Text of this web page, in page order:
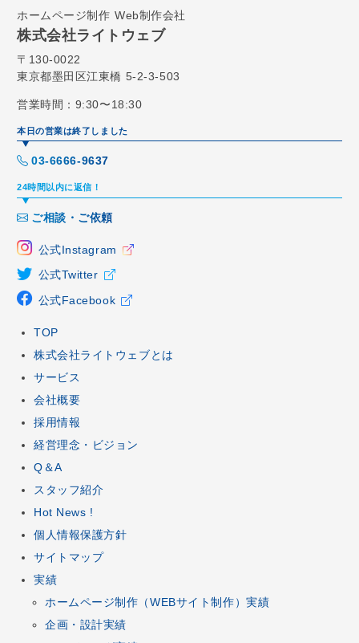
ホームページ制作 Web制作会社
株式会社ライトウェブ
〒130-0022
東京都墨田区江東橋 5-2-3-503
営業時間：9:30〜18:30
本日の営業は終了しました
03-6666-9637
24時間以内に返信！
ご相談・ご依頼
公式Instagram
公式Twitter
公式Facebook
TOP
株式会社ライトウェブとは
サービス
会社概要
採用情報
経営理念・ビジョン
Q＆A
スタッフ紹介
Hot News !
個人情報保護方針
サイトマップ
実績
ホームページ制作 （WEBサイト制作）実績
企画 ・ 設計実績